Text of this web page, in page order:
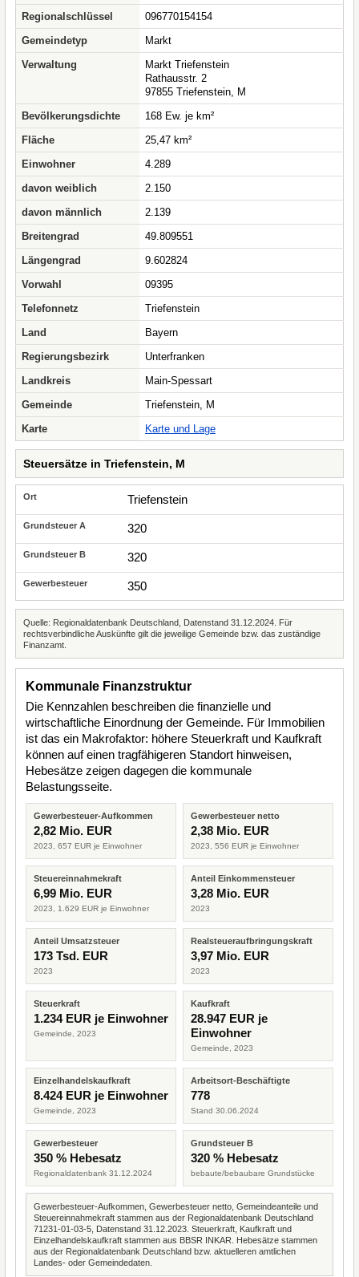
Regionalschlüssel
096770154154
Gemeindetyp
Markt
Verwaltung
Markt Triefenstein
Rathausstr. 2
97855 Triefenstein, M
Bevölkerungsdichte
168 Ew. je km²
Fläche
25,47 km²
Einwohner
4.289
davon weiblich
2.150
davon männlich
2.139
Breitengrad
49.809551
Längengrad
9.602824
Vorwahl
09395
Telefonnetz
Triefenstein
Land
Bayern
Regierungsbezirk
Unterfranken
Landkreis
Main-Spessart
Gemeinde
Triefenstein, M
Karte
Karte und Lage
Steuersätze in Triefenstein, M
Triefenstein
320
320
350
Quelle: Regionaldatenbank Deutschland, Datenstand 31.12.2024. Für
rechtsverbindliche Auskünfte gilt die jeweilige Gemeinde bzw. das zuständige
Finanzamt.
Kommunale Finanzstruktur
Die Kennzahlen beschreiben die finanzielle und
wirtschaftliche Einordnung der Gemeinde. Für Immobilien
ist das ein Makrofaktor: höhere Steuerkraft und Kaufkraft
können auf einen tragfähigeren Standort hinweisen,
Hebesätze zeigen dagegen die kommunale
Belastungsseite.
Gewerbesteuer-Aufkommen
2,82 Mio. EUR
2023, 657 EUR je Einwohner
Gewerbesteuer netto
2,38 Mio. EUR
2023, 556 EUR je Einwohner
Steuereinnahmekraft
6,99 Mio. EUR
2023, 1.629 EUR je Einwohner
Anteil Einkommensteuer
3,28 Mio. EUR
2023
Anteil Umsatzsteuer
173 Tsd. EUR
2023
Realsteueraufbringungskraft
3,97 Mio. EUR
2023
Steuerkraft
1.234 EUR je Einwohner
Gemeinde, 2023
Kaufkraft
28.947 EUR je
Einwohner
Gemeinde, 2023
Einzelhandelskaufkraft
8.424 EUR je Einwohner
Gemeinde, 2023
Arbeitsort-Beschäftigte
778
Stand 30.06.2024
Gewerbesteuer
350 % Hebesatz
Regionaldatenbank 31.12.2024
Grundsteuer B
320 % Hebesatz
bebaute/bebaubare Grundstücke
Gewerbesteuer-Aufkommen, Gewerbesteuer netto, Gemeindeanteile und
Steuereinnahmekraft stammen aus der Regionaldatenbank Deutschland
71231-01-03-5, Datenstand 31.12.2023. Steuerkraft, Kaufkraft und
Einzelhandelskaufkraft stammen aus BBSR INKAR. Hebesätze stammen
aus der Regionaldatenbank Deutschland bzw. aktuelleren amtlichen
Landes- oder Gemeindedaten.